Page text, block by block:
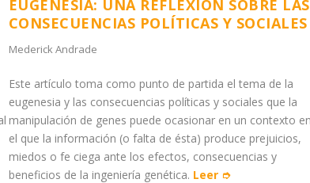
EUGENESIA: UNA REFLEXIÓN SOBRE LAS
CONSECUENCIAS POLÍTICAS Y SOCIALES
Mederick Andrade
Este artículo toma como punto de partida el tema de la
eugenesia y las consecuencias políticas y sociales que la
manipulación de genes puede ocasionar en un contexto
el que la información (o falta de ésta) produce prejuicios,
miedos o fe ciega ante los efectos, consecuencias y
beneficios de la ingeniería genética. Leer ➮